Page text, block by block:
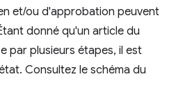
et/ou d'approbation peuvent
donné qu'un article du
par plusieurs étapes, il est
Consultez le schéma du